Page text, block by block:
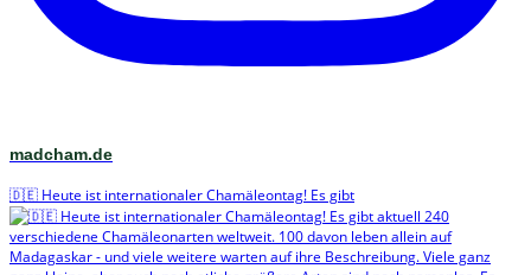
madcham.de
🇩🇪 Heute ist internationaler Chamäleontag! Es gibt